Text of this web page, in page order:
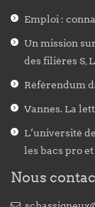
Emploi :
Un mission
des filières S,
Référendum
Vannes. La
L’université
les bacs pro
Nous